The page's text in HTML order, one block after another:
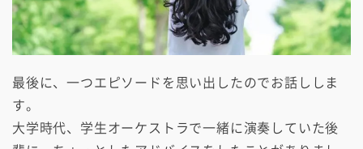
最後に、一つエピソードを思い出したのでお話ししま
す。
大学時代、学生オーケストラで一緒に演奏していた後